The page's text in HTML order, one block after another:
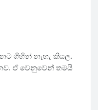
ගිහින් නැහැ කියල.
ඒ වෙනුවෙන් තමයි